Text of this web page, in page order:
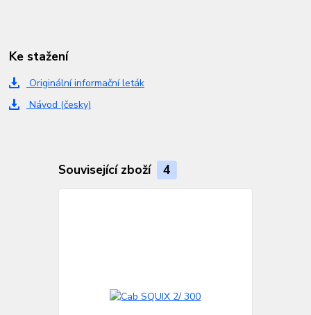
Ke stažení
Originální informační leták
Návod (česky)
Související zboží 4